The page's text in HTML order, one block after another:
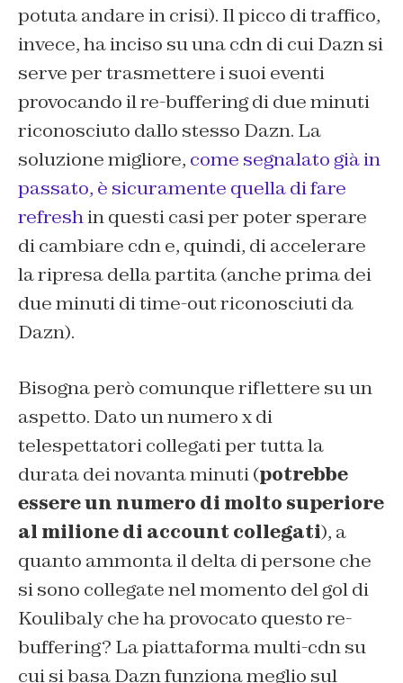
potuta andare in crisi). Il picco di traffico,
invece, ha inciso su una cdn di cui Dazn si
serve per trasmettere i suoi eventi
provocando il re-buffering di due minuti
riconosciuto dallo stesso Dazn. La
soluzione migliore, come segnalato già in
passato, è sicuramente quella di fare
refreshin questi casi per poter sperare
di cambiare cdn e, quindi, di accelerare
la ripresa della partita (anche prima dei
due minuti di time-out riconosciuti da
Dazn).
Bisogna però comunque riflettere su un
aspetto. Dato un numero x di
telespettatori collegati per tutta la
durata dei novanta minuti (potrebbe
essere un numero di molto superiore
al milione di account collegati), a
quanto ammonta il delta di persone che
si sono collegate nel momento del gol di
Koulibaly che ha provocato questo re-
buffering? La piattaforma multi-cdn su
cui si basa Dazn funziona meglio sul